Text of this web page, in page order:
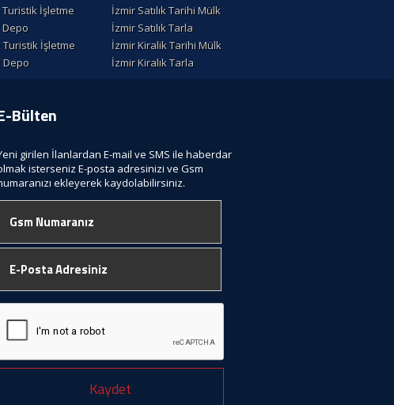
Turistik İşletme
İzmir Satılık Tarihi Mülk
Depo
İzmir Satılık Tarla
Turistik İşletme
İzmir Kiralik Tarihi Mülk
Depo İzmir Kiralık Tarla
Bülten
girilen İlanlardan E-mail ve SMS ile haberdar
isterseniz E-posta adresinizi ve Gsm
ekleyerek kaydolabilirsiniz.
Kaydet